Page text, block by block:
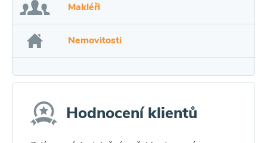
Makléři
Nemovitosti
Hodnocení klientů